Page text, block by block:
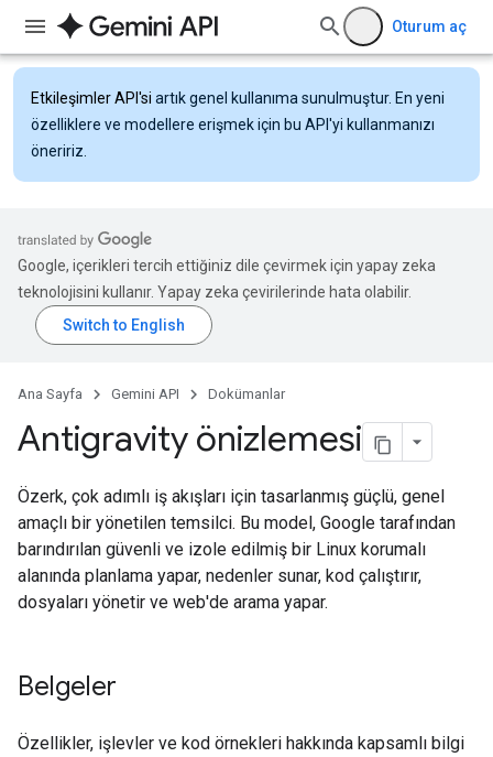
Oturum aç
Etkileşimler API'si artık genel kullanıma sunulmuştur. En yeni
özelliklere ve modellere erişmek için bu API'yi kullanmanızı
öneririz.
Google, içerikleri tercih ettiğiniz dile çevirmek için yapay zeka
teknolojisini kullanır. Yapay zeka çevirilerinde hata olabilir.
Ana Sayfa Gemini API Dokümanlar
Antigravity önizlemesi
Özerk, çok adımlı iş akışları için tasarlanmış güçlü, genel
amaçlı bir yönetilen temsilci. Bu model, Google tarafından
barındırılan güvenli ve izole edilmiş bir Linux korumalı
alanında planlama yapar, nedenler sunar, kod çalıştırır,
dosyaları yönetir ve web'de arama yapar.
Belgeler
Özellikler, işlevler ve kod örnekleri hakkında kapsamlı bilgi